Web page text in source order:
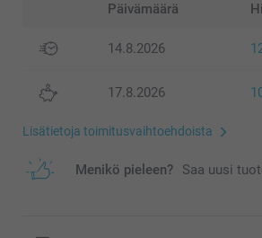
Päivämäärä
14.8.2026
17.8.2026
Lisätietoja toimitusvaihtoehdoista
Menikö pieleen? Saa uusi